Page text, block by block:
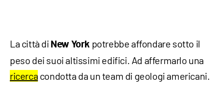
La città di New York potrebbe affondare sotto il
peso dei suoi altissimi edifici. Ad affermarlo una
ricerca condotta da un team di geologi americani.